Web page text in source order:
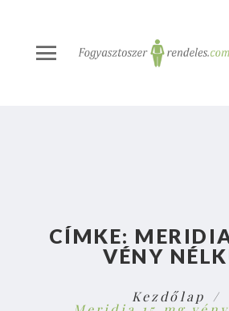
CÍMKE:
VÉNY
Kezdőlap